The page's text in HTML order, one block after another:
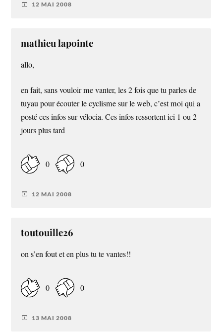
12 MAI 2008
mathieu lapointe
allo,
en fait, sans vouloir me vanter, les 2 fois que tu parles de
tuyau pour écouter le cyclisme sur le web, c’est moi qui a
posté ces infos sur vélocia. Ces infos ressortent ici 1 ou 2
jours plus tard
0 0
12 MAI 2008
toutouille26
on s’en fout et en plus tu te vantes!!
0 0
13 MAI 2008